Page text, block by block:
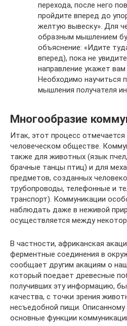
перехода, после него
пройдите вперед до
желтую вывеску». Для
образным мышлением
объяснение: «Идите
вперед), пока не
направление укажет
Необходимо научиться
мышления получателя
Многообразие
Итак, этот процесс отмечается
человеческом обществе.
также для животных (язык пчел,
брачные танцы птиц) и для
предметов, созданных
трубопроводы, телефонные и
транспорт). Коммуникации
наблюдать даже в неживой
осуществляется между
В частности, африканская
ферментные соединения в
сообщает другим акациям о
который поедает древесные
получивших эту информацию,
качества, с точки зрения
несъедобной пищи.
основные функции